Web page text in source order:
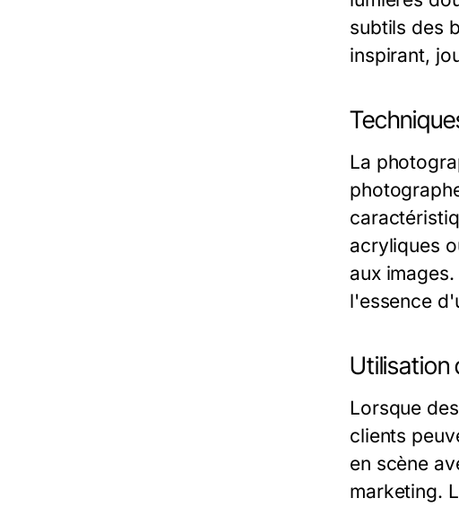
subtils des
inspirant,
La
acryliques
aux
l'essence
Utilisation
Lorsque
clients
en scène
marketing.